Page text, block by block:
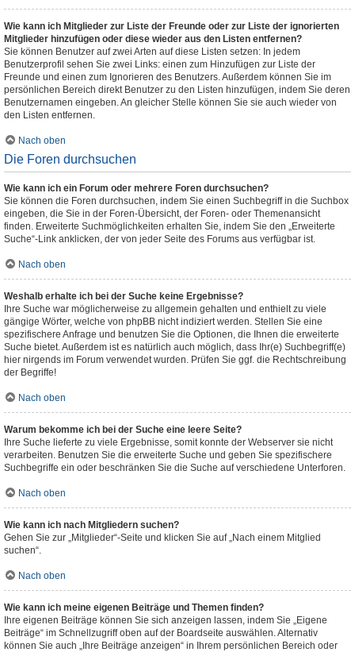
Wie kann ich Mitglieder zur Liste der Freunde oder zur Liste der ignorierten
Mitglieder hinzufügen oder diese wieder aus den Listen entfernen?
Sie können Benutzer auf zwei Arten auf diese Listen setzen: In jedem
Benutzerprofil sehen Sie zwei Links: einen zum Hinzufügen zur Liste der
Freunde und einen zum Ignorieren des Benutzers. Außerdem können Sie im
persönlichen Bereich direkt Benutzer zu den Listen hinzufügen, indem Sie deren
Benutzernamen eingeben. An gleicher Stelle können Sie sie auch wieder von
den Listen entfernen.
Nach oben
Die Foren durchsuchen
Wie kann ich ein Forum oder mehrere Foren durchsuchen?
Sie können die Foren durchsuchen, indem Sie einen Suchbegriff in die Suchbox
eingeben, die Sie in der Foren-Übersicht, der Foren- oder Themenansicht
finden. Erweiterte Suchmöglichkeiten erhalten Sie, indem Sie den „Erweiterte
Suche“-Link anklicken, der von jeder Seite des Forums aus verfügbar ist.
Nach oben
Weshalb erhalte ich bei der Suche keine Ergebnisse?
Ihre Suche war möglicherweise zu allgemein gehalten und enthielt zu viele
gängige Wörter, welche von phpBB nicht indiziert werden. Stellen Sie eine
spezifischere Anfrage und benutzen Sie die Optionen, die Ihnen die erweiterte
Suche bietet. Außerdem ist es natürlich auch möglich, dass Ihr(e) Suchbegriff(e)
hier nirgends im Forum verwendet wurden. Prüfen Sie ggf. die Rechtschreibung
der Begriffe!
Nach oben
Warum bekomme ich bei der Suche eine leere Seite?
Ihre Suche lieferte zu viele Ergebnisse, somit konnte der Webserver sie nicht
verarbeiten. Benutzen Sie die erweiterte Suche und geben Sie spezifischere
Suchbegriffe ein oder beschränken Sie die Suche auf verschiedene Unterforen.
Nach oben
Wie kann ich nach Mitgliedern suchen?
Gehen Sie zur „Mitglieder“-Seite und klicken Sie auf „Nach einem Mitglied
suchen“.
Nach oben
Wie kann ich meine eigenen Beiträge und Themen finden?
Ihre eigenen Beiträge können Sie sich anzeigen lassen, indem Sie „Eigene
Beiträge“ im Schnellzugriff oben auf der Boardseite auswählen. Alternativ
können Sie auch „Ihre Beiträge anzeigen“ in Ihrem persönlichen Bereich oder